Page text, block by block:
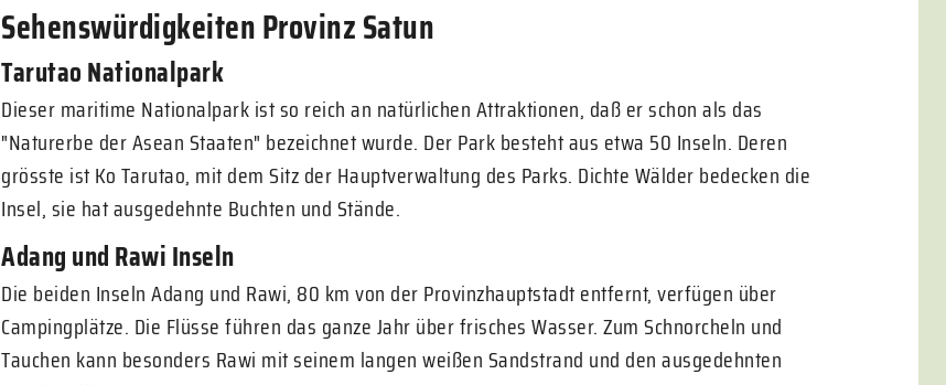
Sehenswürdigkeiten Provinz Satun
Tarutao Nationalpark
Dieser maritime Nationalpark ist so reich an natürlichen Attraktionen, daß er schon als das
"Naturerbe der Asean Staaten" bezeichnet wurde. Der Park besteht aus etwa 50 Inseln. Deren
grösste ist Ko Tarutao, mit dem Sitz der Hauptverwaltung des Parks. Dichte Wälder bedecken die
Insel, sie hat ausgedehnte Buchten und Stände.
Adang und Rawi Inseln
Die beiden Inseln Adang und Rawi, 80 km von der Provinzhauptstadt entfernt, verfügen über
Campingplätze. Die Flüsse führen das ganze Jahr über frisches Wasser. Zum Schnorcheln und
Tauchen kann besonders Rawi mit seinem langen weißen Sandstrand und den ausgedehnten